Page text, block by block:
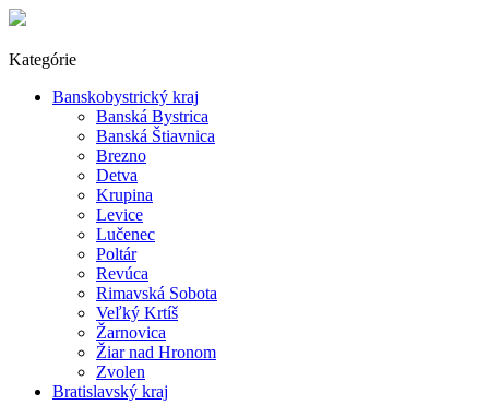
Kategórie
Banskobystrický kraj
Banská Bystrica
Banská Štiavnica
Brezno
Detva
Krupina
Levice
Lučenec
Poltár
Revúca
Rimavská Sobota
Veľký Krtíš
Žarnovica
Žiar nad Hronom
Zvolen
Bratislavský kraj